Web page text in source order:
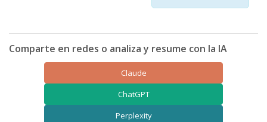
Comparte en redes o analiza y resume con la IA
Claude
ChatGPT
Perplexity